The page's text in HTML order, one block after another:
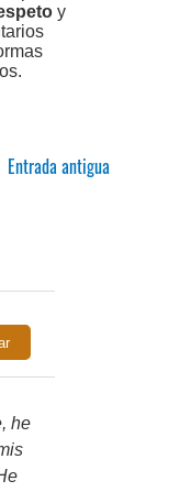
y
Entrada antigua
he